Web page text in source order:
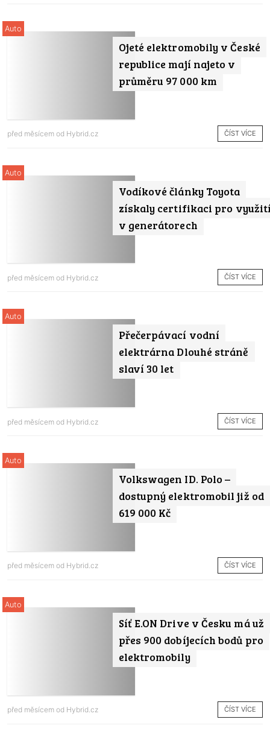
Ojeté elektromobily v České
republice mají najeto v
průměru 97 000 km
Auto
před měsícem od Hybrid.cz ČÍST VÍCE
Vodíkové články Toyota
získaly certifikaci pro
v generátorech
Auto
před měsícem od Hybrid.cz ČÍST VÍCE
Přečerpávací vodní
elektrárna Dlouhé stráně
slaví 30 let
Auto
před měsícem od Hybrid.cz ČÍST VÍCE
Volkswagen ID. Polo –
dostupný elektromobil již od
619 000 Kč
Auto
před měsícem od Hybrid.cz ČÍST VÍCE
Síť E.ON Drive v Česku má už
přes 900 dobíjecích bodů pro
elektromobily
Auto
před měsícem od Hybrid.cz ČÍST VÍCE